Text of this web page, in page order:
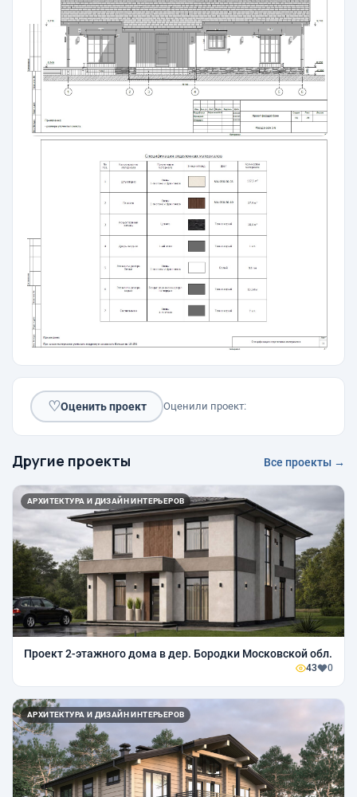
♡Оценить проект Оценили проект:
Другие проекты Все проекты →
АРХИТЕКТУРА И ДИЗАЙН ИНТЕРЬЕРОВ
Проект 2-этажного дома в дер. Бородки Московской обл.
43 0
АРХИТЕКТУРА И ДИЗАЙН ИНТЕРЬЕРОВ